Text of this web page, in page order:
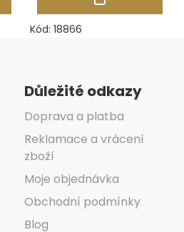
Kód: 18866
Důležité odkazy
Doprava a platba
Reklamace a vrácení
zboží
Moje objednávka
Obchodní podmínky
Blog